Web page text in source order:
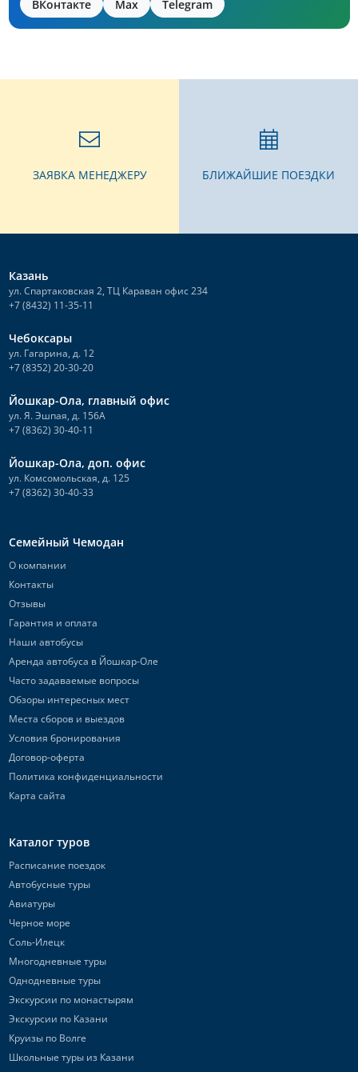
ВКонтакте Max Telegram
ЗАЯВКА МЕНЕДЖЕРУ БЛИЖАЙШИЕ ПОЕЗДКИ
Казань
ул. Спартаковская 2, ТЦ Караван офис 234
+7 (8432) 11-35-11
Чебоксары
ул. Гагарина, д. 12
+7 (8352) 20-30-20
Йошкар-Ола, главный офис
ул. Я. Эшпая, д. 156А
+7 (8362) 30-40-11
Йошкар-Ола, доп. офис
ул. Комсомольская, д. 125
+7 (8362) 30-40-33
Семейный Чемодан
О компании
Контакты
Отзывы
Гарантия и оплата
Наши автобусы
Аренда автобуса в Йошкар-Оле
Часто задаваемые вопросы
Обзоры интересных мест
Места сборов и выездов
Условия бронирования
Договор-оферта
Политика конфиденциальности
Карта сайта
Каталог туров
Расписание поездок
Автобусные туры
Авиатуры
Черное море
Соль-Илецк
Многодневные туры
Однодневные туры
Экскурсии по монастырям
Экскурсии по Казани
Круизы по Волге
Школьные туры из Казани